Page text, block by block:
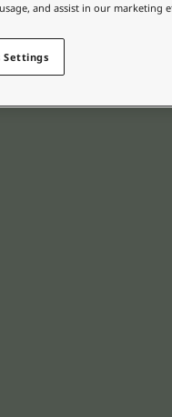
and assist in our marketing
Settings